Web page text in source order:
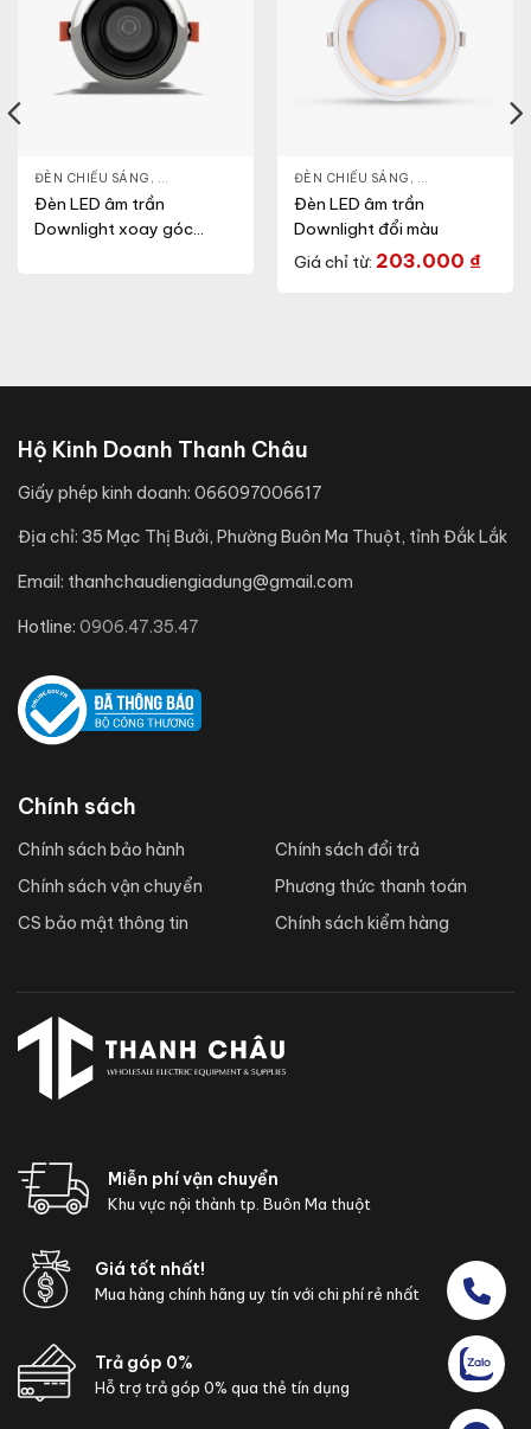
ĐÈN CHIẾU SÁNG , ĐÈN LED DOWNLIGHT,THIẾT BỊ CHIẾU SÁNG
Đèn LED âm trần
Downlight xoay góc
ĐÈN CHIẾU SÁNG , ĐÈN LED
Đèn LED âm trần
Downlight đổi màu
Giá chỉ từ: 203.000 ₫
,THIẾT BỊ CHIẾU SÁNG
Hộ Kinh Doanh Thanh Châu
Giấy phép kinh doanh: 066097006617
Địa chỉ: 35 Mạc Thị Bưởi, Phường Buôn Ma Thuột, tỉnh Đắk Lắk
Email: thanhchaudiengiadung@gmail.com
Hotline: 0906.47.35.47
Chính sách
Chính sách bảo hành
Chính sách vận chuyển
CS bảo mật thông tin
Chính sách đổi trả
Phương thức thanh toán
Chính sách kiểm hàng
Miễn phí vận chuyển
Khu vực nội thành tp. Buôn Ma thuột
Giá tốt nhất!
Mua hàng chính hãng uy tín với chi phí rẻ nhất
Trả góp 0%
Hỗ trợ trả góp 0% qua thẻ tín dụng